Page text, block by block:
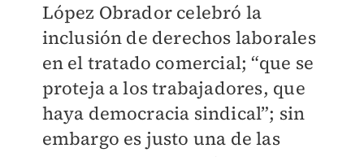
López Obrador celebró la
inclusión de derechos laborales
en el tratado comercial; “que se
proteja a los trabajadores, que
haya democracia sindical”; sin
embargo es justo una de las